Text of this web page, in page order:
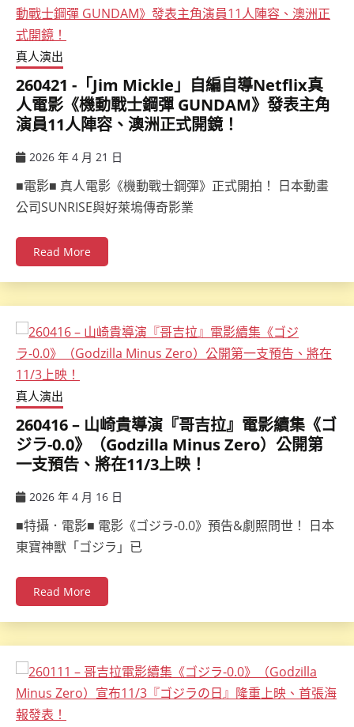
真人演出
260421 -「Jim Mickle」自編自導Netflix真
人電影《機動戰士鋼彈 GUNDAM》發表主角
演員11人陣容、澳洲正式開鏡！
2026 年 4 月 21 日
■電影■ 真人電影《機動戰士鋼彈》正式開拍！ 日本動畫
公司SUNRISE與好萊塢傳奇影業
Read More
真人演出
260416 – 山崎貴導演『哥吉拉』電影續集《ゴ
ジラ-0.0》（Godzilla Minus Zero）公開第
一支預告、將在11/3上映！
2026 年 4 月 16 日
■特攝．電影■ 電影《ゴジラ-0.0》預告&劇照問世！ 日本
東寶神獸「ゴジラ」已
Read More